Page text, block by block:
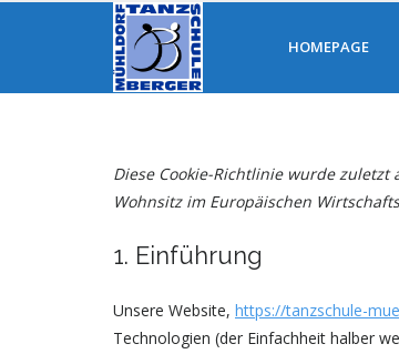
HOMEPAGE
Diese Cookie-Richtlinie wurde
Wohnsitz im Europäischen
1. Einführung
Unsere Website, https://tanzschule-
Technologien (der Einfachheit halber